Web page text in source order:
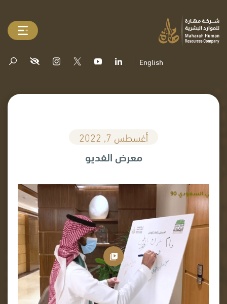
English
أغسطس 7, 2022
معرض الفديو